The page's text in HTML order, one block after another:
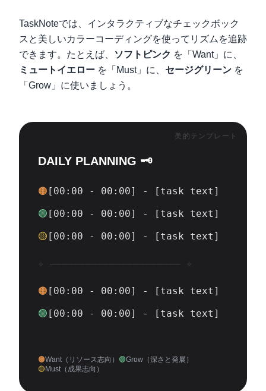
TaskNoteでは、インタラクティブなチェックボック
スと美しいカラーコーディングを使ってリズムを追跡
できます。たとえば、
ソフトピンク を「Want」に、
ミュートイエロー を「Must」に、 セージグリーン を
「Grow」に使いましょう。
美的テンプレート
DAILY PLANNING 🗝️
🟠 [00:00 - 00:00] - [task text]
🟢 [00:00 - 00:00] - [task text]
🟡 [00:00 - 00:00] - [task text]
✧ —————————————————————— ✧
🟠 [00:00 - 00:00] - [task text]
🟢 [00:00 - 00:00] - [task text]
🟠Want（リソース志向） 🟢Grow（深さと発展）
🟡 Must（成果志向）